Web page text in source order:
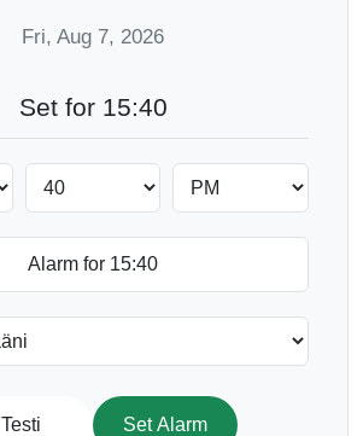
Fri, Aug 7, 2026
Set for 15:40
Testi Set Alarm